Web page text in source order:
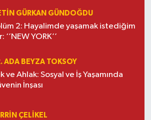
GÜRKAN GÜNDOĞDU
2: Hayalimde yaşamak istediğim
‘’NEW YORK’’
ADA BEYZA TOKSOY
ve Ahlak: Sosyal ve İş Yaşamında
İnşası
ÇELIKEL